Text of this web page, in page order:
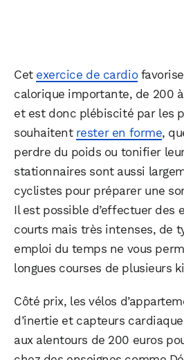
Cet exercice de cardio
calorique importante, de 200
et est donc plébiscité par les
souhaitent rester en forme,
perdre du poids ou tonifier
stationnaires sont aussi
cyclistes pour préparer une
Il est possible d’effectuer des
courts mais très intenses, de
emploi du temps ne vous
longues courses de plusieurs
Côté prix, les vélos
d’inertie et capteurs
aux alentours de 200 euros